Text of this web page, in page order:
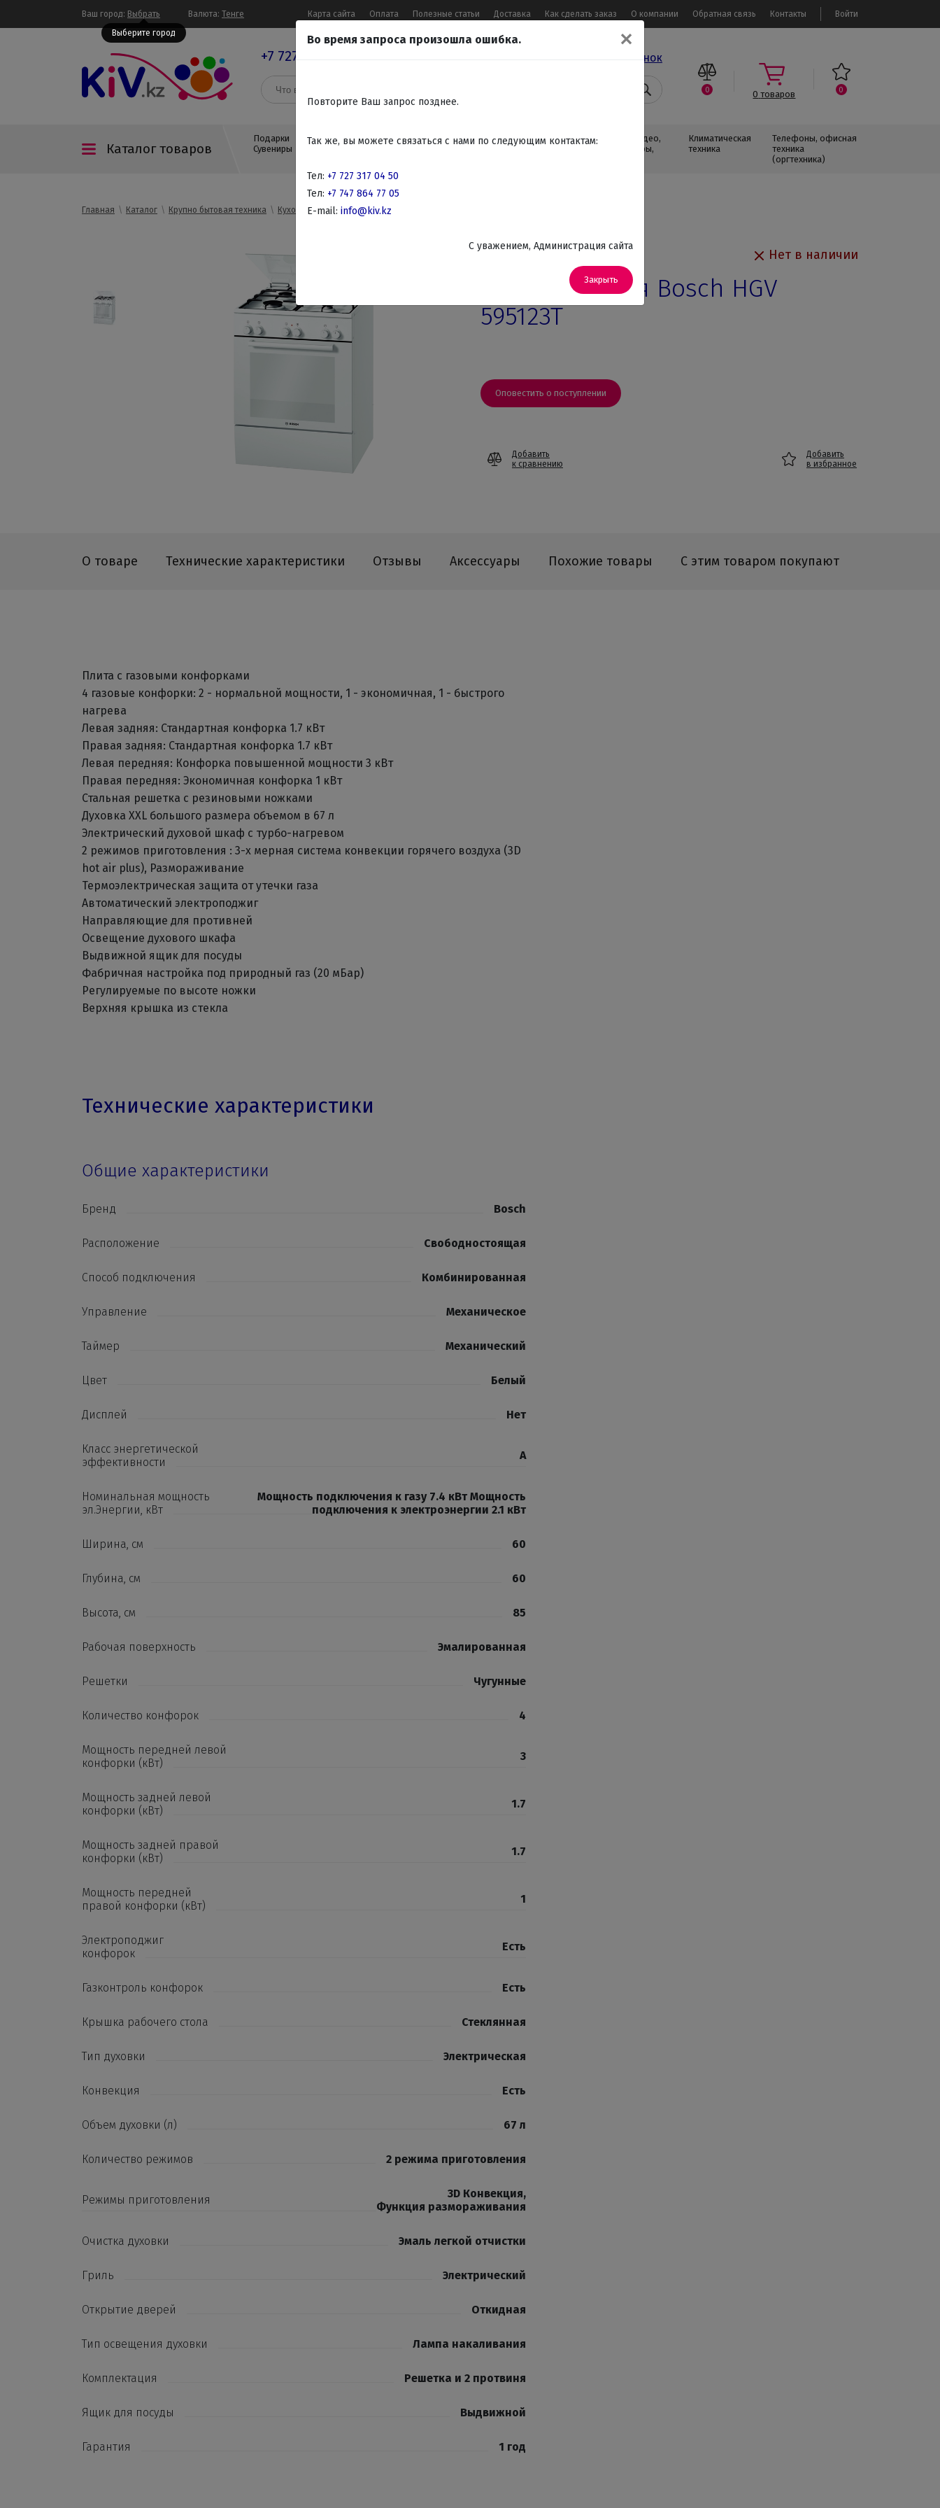
Ваш город: Выбрать Валюта: Тенге Войти
Карта сайта Оплата Полезные статьи Доставка Как сделать заказ О компании Обратная связь Контакты
+7 727 317 04 50 Заказать звонок
0 0 товаров 0
Каталог товаров
Подарки
Сувениры
Встраиваемая
бытовая
Крупно
Мелко
Красота,
Аудио, Видео,
Телевизоры,
Климатическая
техника
Телефоны, офисная
техника
(оргтехника)
Главная Каталог Крупно бытовая техника Кухонные плиты Газовые плиты
Артикул: HGV 595123T Нет в наличии
Плита газовая Bosch HGV
595123T
Оповестить о поступлении
Добавить
к сравнению
Добавить
в избранное
О товаре Технические характеристики Отзывы Аксессуары Похожие товары С этим товаром покупают
Плита с газовыми конфорками
4 газовые конфорки: 2 - нормальной мощности, 1 - экономичная, 1 - быстрого
нагрева
Левая задняя: Стандартная конфорка 1.7 кВт
Правая задняя: Стандартная конфорка 1.7 кВт
Левая передняя: Конфорка повышенной мощности 3 кВт
Правая передняя: Экономичная конфорка 1 кВт
Стальная решетка с резиновыми ножками
Духовка XXL большого размера объемом в 67 л
Электрический духовой шкаф с турбо-нагревом
2 режимов приготовления : 3-х мерная система конвекции горячего воздуха (3D
hot air plus), Размораживание
Термоэлектрическая защита от утечки газа
Автоматический электроподжиг
Направляющие для противней
Освещение духового шкафа
Выдвижной ящик для посуды
Фабричная настройка под природный газ (20 мБар)
Регулируемые по высоте ножки
Верхняя крышка из стекла
Технические характеристики
Общие характеристики
Бренд Bosch
Расположение Свободностоящая
Способ подключения Комбинированная
Управление Механическое
Таймер Механический
Цвет Белый
Дисплей Нет
Класс энергетической
эффективности
A
Номинальная мощность
эл.Энергии, кВт
Мощность подключения к газу 7.4 кВт Мощность
подключения к электроэнергии 2.1 кВт
Ширина, см 60
Глубина, см 60
Высота, см 85
Рабочая поверхность Эмалированная
Решетки Чугунные
Количество конфорок 4
Мощность передней левой
конфорки (кВт)
3
Мощность задней левой
конфорки (кВт)
1.7
Мощность задней правой
конфорки (кВт)
1.7
Мощность передней
правой конфорки (кВт)
1
Электроподжиг
конфорок
Есть
Газконтроль конфорок Есть
Крышка рабочего стола Стеклянная
Тип духовки Электрическая
Конвекция Есть
Объем духовки (л) 67 л
Количество режимов 2 режима приготовления
Режимы приготовления 3D Конвекция,
Функция размораживания
Очистка духовки Эмаль легкой отчистки
Гриль Электрический
Открытие дверей Откидная
Тип освещения духовки Лампа накаливания
Комплектация Решетка и 2 протвиня
Ящик для посуды Выдвижной
Гарантия 1 год
✕
Во время запроса произошла ошибка.
Повторите Ваш запрос позднее.
Так же, вы можете связаться с нами по следующим контактам:
Тел: +7 727 317 04 50
Тел: +7 747 864 77 05
E-mail: info@kiv.kz
C уважением, Администрация сайта
Закрыть
Выберите город